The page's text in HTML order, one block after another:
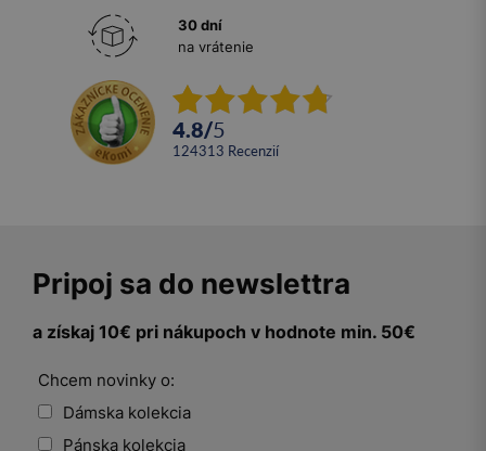
30 dní
na vrátenie
4.8/5
124313 recenzií
Pripoj sa do newslettra
a získaj 10€ pri nákupoch v hodnote min. 50€
Chcem novinky o:
Dámska kolekcia
Pánska kolekcia